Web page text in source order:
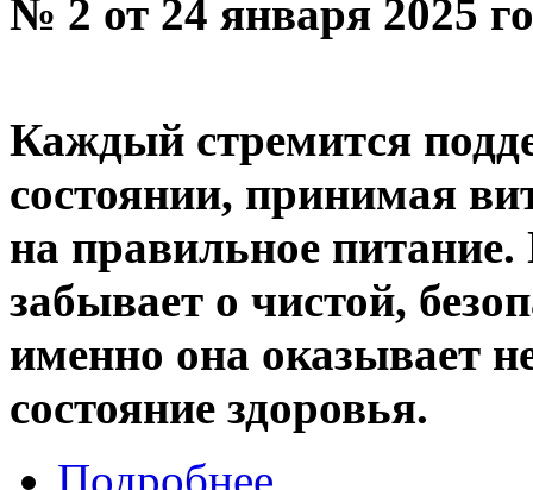
№ 2 от 24 января 2025
Каждый стремится
состоянии, принимая
на правильное
забывает о чистой,
именно она оказывает
состояние здоровья.